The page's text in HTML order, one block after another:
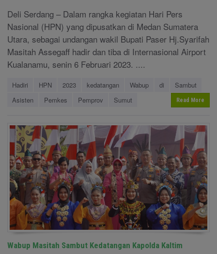
Deli Serdang – Dalam rangka kegiatan Hari Pers
Nasional (HPN) yang dipusatkan di Medan Sumatera
Utara, sebagai undangan wakil Bupati Paser Hj.Syarifah
Masitah Assegaff hadir dan tiba di Internasional Airport
Kualanamu, senin 6 Februari 2023. ....
Hadiri HPN 2023 kedatangan Wabup di
Sambut
Asisten
Pemkes Pemprov Sumut Read More
Wabup Masitah Sambut Kedatangan Kapolda Kaltim